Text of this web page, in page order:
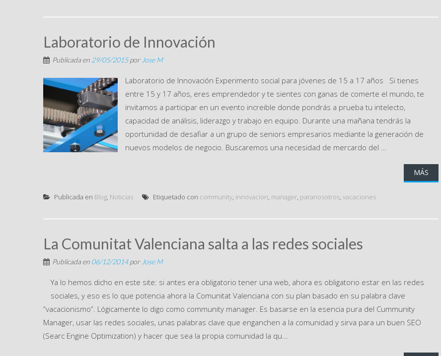
Laboratorio de Innovación
Publicada en 29/05/2015por Jose M
Laboratorio de Innovación Experimento social para jóvenes de 15 a 17 años Si tienes
entre 15 y 17 años, eres emprendedor y te sientes con ganas de comerte el mundo, te
invitamos a participar en un evento increible donde pondrás a prueba tu intelecto,
capacidad de análisis, liderazgo y trabajo en equipo. Durante una mañana tendrás la
oportunidad de desafiar a un grupo de seniors empresarios mediante la generación de
nuevos modelos de negocio. Buscaremos una necesidad de mercardo del ...
MÁS
Publicada en Blog, Noticias Etiquetado con community, innovacion, manager, paranosotros, vacaciones
La Comunitat Valenciana salta a las redes sociales
Publicada en 06/12/2014por Jose M
Ya lo hemos dicho en este site: si antes era obligatorio tener una web, ahora es obligatorio estar en las redes
sociales, y eso es lo que potencia ahora la Comunitat Valenciana con su plan basado en su palabra clave
“vacacionismo”. Lógicamente lo digo como community manager. Es basarse en la esencia pura del Cummunity
Manager, usar las redes sociales, unas palabras clave que enganchen a la comunidad y sirva para un buen SEO
(Searc Engine Optimization) y hacer que sea la propia comunidad la qu...